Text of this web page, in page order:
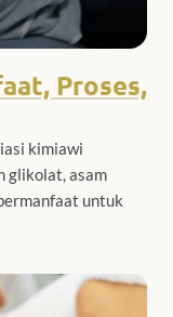
Proses,
kimiawi
glikolat, asam
untuk